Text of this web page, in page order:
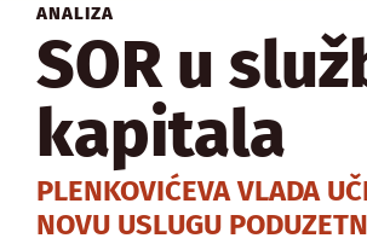
ANALIZA
SOR u
kapitala
PLENKOVIĆEVA VLADA
NOVU USLUGU